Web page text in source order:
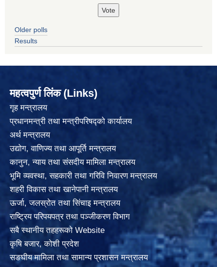
Older polls
Results
महत्वपुर्ण लिंक (Links)
गृह मन्त्रालय
प्रधानमन्त्री तथा मन्त्रीपरिषद्को कार्यालय
अर्थ मन्त्रालय
उद्योग, वाणिज्य तथा आपूर्ति मन्त्रालय
कानुन, न्याय तथा संसदीय मामिला मन्त्रालय
भूमि व्यवस्था, सहकारी तथा गरिवि निवारण मन्त्रालय
शहरी विकास तथा खानेपानी मन्त्रालय
ऊर्जा, जलस्रोत तथा सिंचाइ मन्त्रालय
राष्ट्रिय परिपयपत्र तथा पञ्जीकरण विभाग
सबै स्थानीय तहहरूको Website
कृषि बजार, कोशी प्रदेश
सङघीय मामिला तथा सामान्य प्रशासन मन्त्रालय